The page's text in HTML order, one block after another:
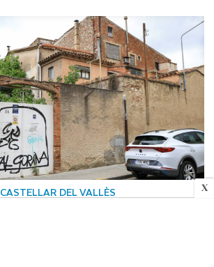
X
CASTELLAR DEL VALLÈS